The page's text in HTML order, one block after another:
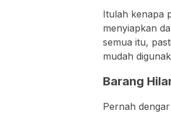
Itulah kenapa
menyiapkan
semua itu,
mudah
Barang
Pernah